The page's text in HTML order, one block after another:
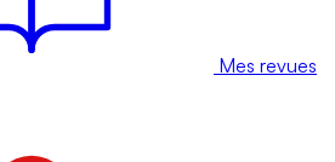
Mes revues